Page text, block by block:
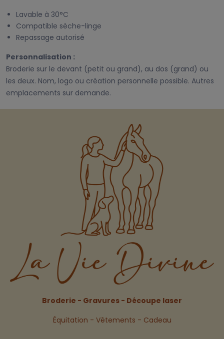
Lavable à 30°C
Compatible sèche-linge
Repassage autorisé
Personnalisation :
Broderie sur le devant (petit ou grand), au dos (grand) ou
les deux. Nom, logo ou création personnelle possible. Autres
emplacements sur demande.
Broderie - Gravures - Découpe laser
Équitation - Vêtements - Cadeau